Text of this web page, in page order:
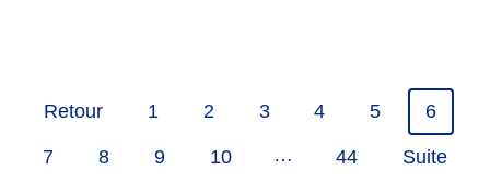
Retour 1 2 3 4 5 6
7 8 9 10 … 44 Suite